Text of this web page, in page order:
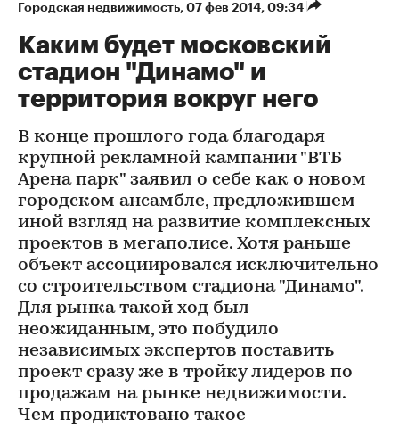
Городская недвижимость⁠, 07 фев 2014, 09:34
Каким будет московский
стадион "Динамо" и
территория вокруг него
В конце прошлого года благодаря
крупной рекламной кампании "ВТБ
Арена парк" заявил о себе как о новом
городском ансамбле, предложившем
иной взгляд на развитие комплексных
проектов в мегаполисе. Хотя раньше
объект ассоциировался исключительно
со строительством стадиона "Динамо".
Для рынка такой ход был
неожиданным, это побудило
независимых экспертов поставить
проект сразу же в тройку лидеров по
продажам на рынке недвижимости.
Чем продиктовано такое